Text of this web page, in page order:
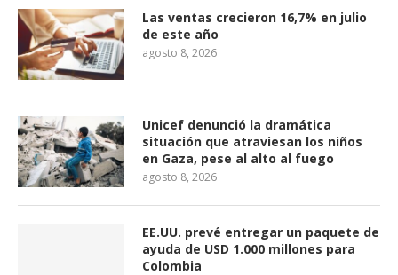
Las ventas crecieron 16,7% en julio
de este año
agosto 8, 2026
Unicef denunció la dramática
situación que atraviesan los niños
en Gaza, pese al alto al fuego
agosto 8, 2026
EE.UU. prevé entregar un paquete de
ayuda de USD 1.000 millones para
Colombia